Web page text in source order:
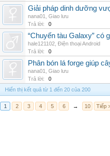
Giải pháp dinh dưỡng
nana01
Giao lưu
Trả lời:
0
“Chuyến tàu Galaxy” có
hale121102 Điện thoại Android
Trả lời:
0
Phân bón lá forge giúp
nana01
Giao lưu
Trả lời:
0
Hiển thị kết quả từ 1 đến 20 của 200
1 2 3 4 5 6 → 10 Tiếp